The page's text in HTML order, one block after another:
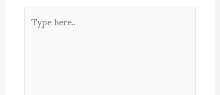
Type
here..